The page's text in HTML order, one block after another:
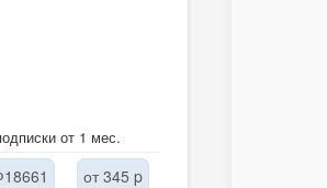
от 1 мес.
от 345 p